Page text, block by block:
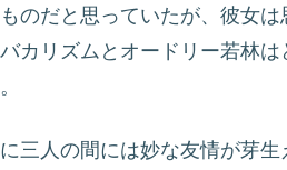
のだと思っていたが、彼女
カリズムとオードリー若林
三人の間には妙な友情が芽